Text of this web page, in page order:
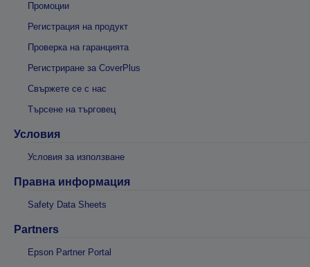
Промоции
Регистрация на продукт
Проверка на гаранцията
Регистриране за CoverPlus
Свържете се с нас
Търсене на търговец
Условия
Условия за използване
Правна информация
Safety Data Sheets
Partners
Epson Partner Portal